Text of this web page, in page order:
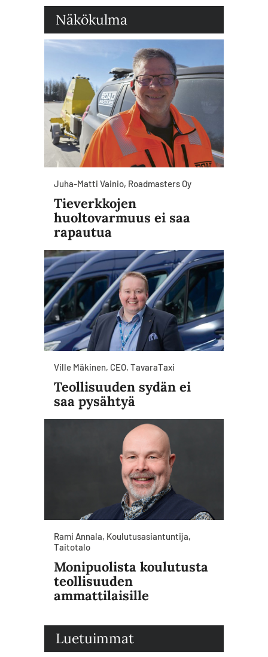
Näkökulma
Juha-Matti Vainio, Roadmasters Oy
Tieverkkojen
huoltovarmuus ei saa
rapautua
Ville Mäkinen, CEO, TavaraTaxi
Teollisuuden sydän ei
saa pysähtyä
Rami Annala, Koulutusasiantuntija,
Taitotalo
Monipuolista koulutusta
teollisuuden
ammattilaisille
Luetuimmat